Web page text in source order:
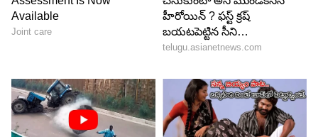
చేసుకుంది.